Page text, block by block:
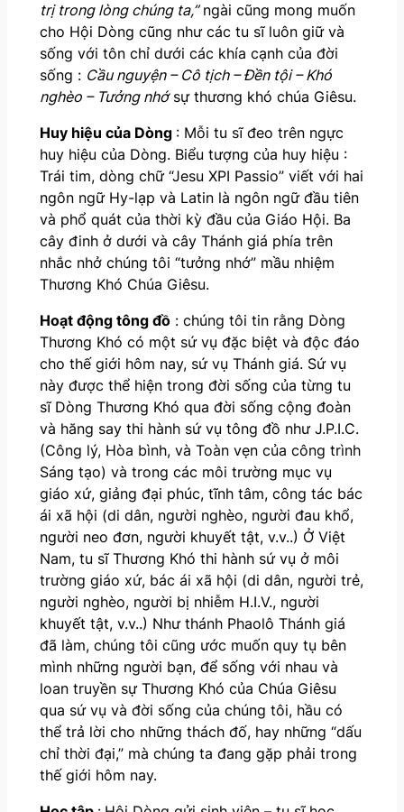
trị trong lòng chúng ta,”ngài cũng mong muốn
cho Hội Dòng cũng như các tu sĩ luôn giữ và
sống với tôn chỉ dưới các khía cạnh của đời
sống : Cầu nguyện – Cô tịch – Đền tội – Khó
nghèo – Tưởng nhớsự thương khó chúa Giêsu.
Huy hiệu của Dòng : Mỗi tu sĩ đeo trên ngực
huy hiệu của Dòng. Biểu tượng của huy hiệu :
Trái tim, dòng chữ “Jesu XPI Passio” viết với hai
ngôn ngữ Hy-lạp và Latin là ngôn ngữ đầu tiên
và phổ quát của thời kỳ đầu của Giáo Hội. Ba
cây đinh ở dưới và cây Thánh giá phía trên
nhắc nhở chúng tôi “tưởng nhớ” mầu nhiệm
Thương Khó Chúa Giêsu.
Hoạt động tông đồ: chúng tôi tin rằng Dòng
Thương Khó có một sứ vụ đặc biệt và độc đáo
cho thế giới hôm nay, sứ vụ Thánh giá. Sứ vụ
này được thể hiện trong đời sống của từng tu
sĩ Dòng Thương Khó qua đời sống cộng đoàn
và hăng say thi hành sứ vụ tông đồ như J.P.I.C.
(Công lý, Hòa bình, và Toàn vẹn của công trình
Sáng tạo) và trong các môi trường mục vụ
giáo xứ, giảng đại phúc, tĩnh tâm, công tác bác
ái xã hội (di dân, người nghèo, người đau khổ,
người neo đơn, người khuyết tật, v.v..) Ở Việt
Nam, tu sĩ Thương Khó thi hành sứ vụ ở môi
trường giáo xứ, bác ái xã hội (di dân, người trẻ,
người nghèo, người bị nhiễm H.I.V., người
khuyết tật, v.v..) Như thánh Phaolô Thánh giá
đã làm, chúng tôi cũng ước muốn quy tụ bên
mình những người bạn, để sống với nhau và
loan truyền sự Thương Khó của Chúa Giêsu
qua sứ vụ và đời sống của chúng tôi, hầu có
thể trả lời cho những thách đố, hay những “dấu
chỉ thời đại,” mà chúng ta đang gặp phải trong
thế giới hôm nay.